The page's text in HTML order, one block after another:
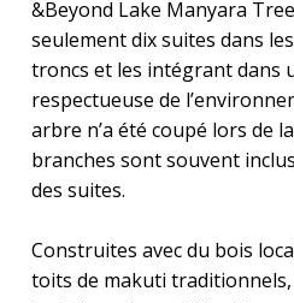
&Beyond Lake Manyara
seulement dix suites dans
troncs et les intégrant dans
respectueuse de
arbre n’a été coupé lors de
branches sont souvent
des suites.
Construites avec du bois
toits de makuti